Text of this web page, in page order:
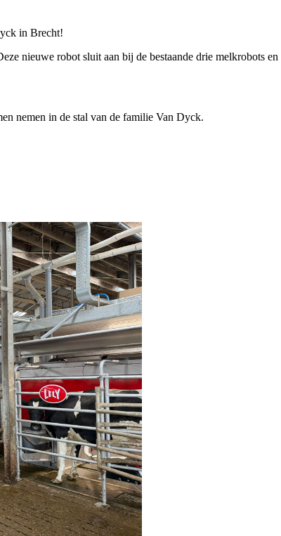
in Brecht!
nieuwe robot sluit aan bij de bestaande drie melkrobots
nemen in de stal van de familie Van Dyck.